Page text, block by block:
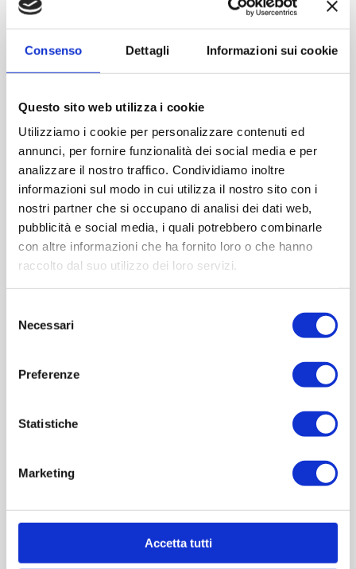
Consenso Dettagli Informazioni sui cookie
Questo sito web utilizza i cookie
Utilizziamo i cookie per personalizzare contenuti ed
annunci, per fornire funzionalità dei social media e per
analizzare il nostro traffico. Condividiamo inoltre
informazioni sul modo in cui utilizza il nostro sito con i
nostri partner che si occupano di analisi dei dati web,
pubblicità e social media, i quali potrebbero combinarle
con altre informazioni che ha fornito loro o che hanno
raccolto dal suo utilizzo dei loro servizi.
delNecessari
Preferenze
Statistiche
Marketing
Accetta tutti
Contattaci
Capacità (ml):420
Diametro (mm):67
Altezza (mm):145
Larghezza (mm):52
Cod.: VII22274
Please select the address you want to ship to
OVERVIEW